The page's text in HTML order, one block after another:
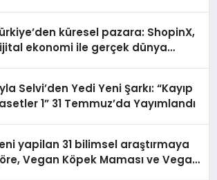
küresel pazara: ShopinX,
ekonomi ile gerçek dünya
Selvi’den Yedi Yeni Şarkı: “Kayıp
1” 31 Temmuz’da Yayımlandı
yapilan 31 bilimsel araştırmaya
Vegan Köpek Maması ve Vegan